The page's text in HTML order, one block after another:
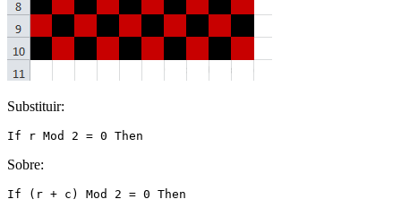
Substituir:
Sobre: